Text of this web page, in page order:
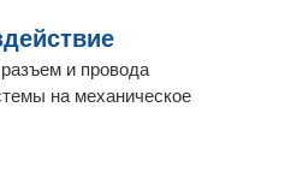
и провода
на механическое